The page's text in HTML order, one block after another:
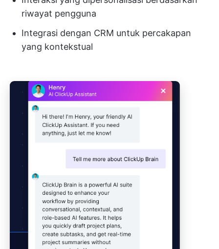
riwayat pengguna
Integrasi dengan CRM untuk percakapan
yang kontekstual